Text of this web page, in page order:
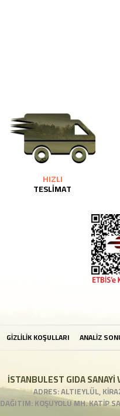
HIZLI
TESLİMAT
GİZLİLİK KOŞULLARI ANALİZ
İSTANBULEST GIDA
ADRES: ALTIEYLÜL,
DAĞITIM: KOŞUYOLU MH. KATİP